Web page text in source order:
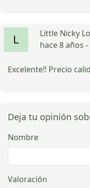
Little Nicky
hace 8 años -
Excelente!! Precio
Deja tu opinión
Nombre
Valoración